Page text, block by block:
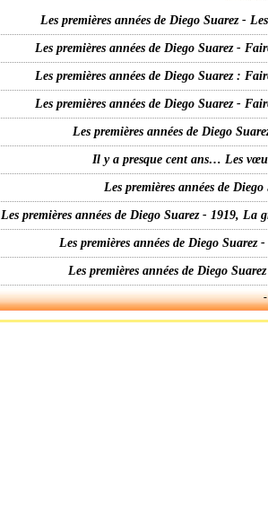
Les premières années de Diego Suarez -
Les premières années de Diego Suarez -
Les premières années de Diego Suarez :
Les premières années de Diego Suarez -
Les premières années de Diego
Il y a presque cent ans… Les
Les premières années de
Les premières années de Diego Suarez - 1919,
Les premières années de Diego
Les premières années de Diego